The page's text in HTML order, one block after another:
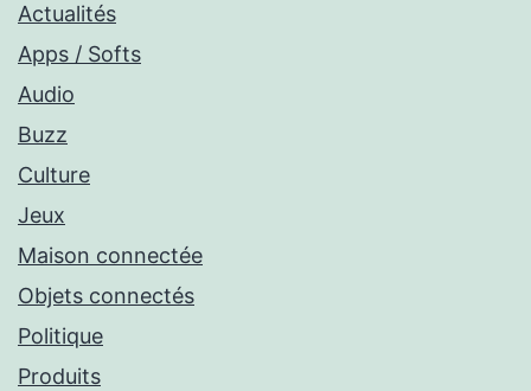
Actualités
Apps / Softs
Audio
Buzz
Culture
Jeux
Maison connectée
Objets connectés
Politique
Produits